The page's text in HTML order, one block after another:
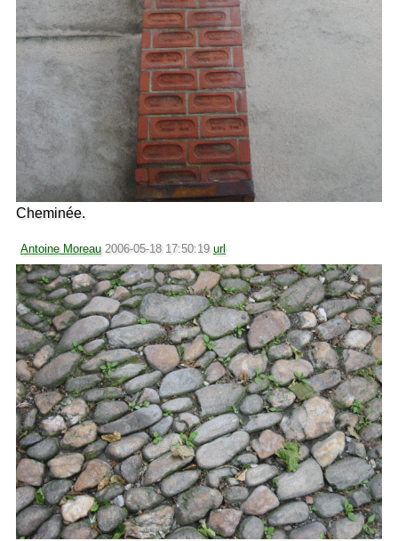
Cheminée.
Antoine Moreau 2006-05-18 17:50:19 url